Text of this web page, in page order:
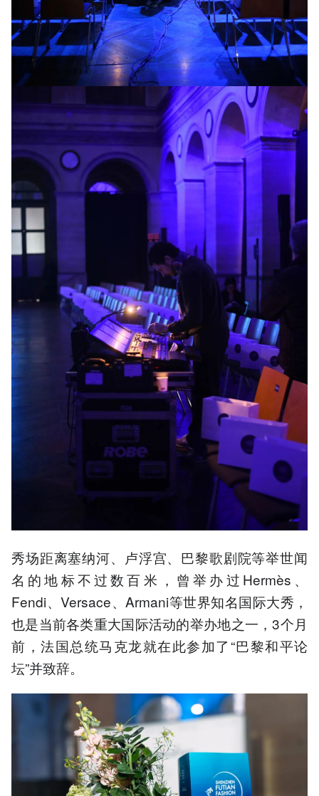
秀场距离塞纳河、卢浮宫、巴黎歌剧院等举世闻
名的地标不过数百米，曾举办过Hermès、
Fendi、Versace、Armani等世界知名国际大秀，
也是当前各类重大国际活动的举办地之一，3个月
前，法国总统马克龙就在此参加了“巴黎和平论
坛”并致辞。